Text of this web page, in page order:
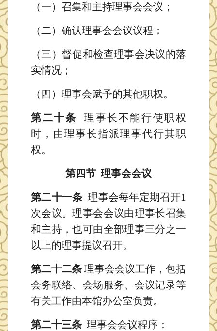
（一）召集和主持理事会会议；
（二）确认理事会会议议程；
（三）督促和检查理事会决议的落
实情况；
（四）理事会赋予的其他职权。
第二十条
理事长不能行使职权
时，由理事长指派理事代行其职
权。
第 四节 理事会会议
第二十一条 理事会每年定期召开1
次会议。理事会会议由理事长召集
和主持，也可由全部理事三分之一
以上的理事提议召开。
第二十二条 理事会会议工作，包括
会务联络、会场服务、会议记录等
有关工作由本馆办公室负责。
第二十三条 理事会会议程序：